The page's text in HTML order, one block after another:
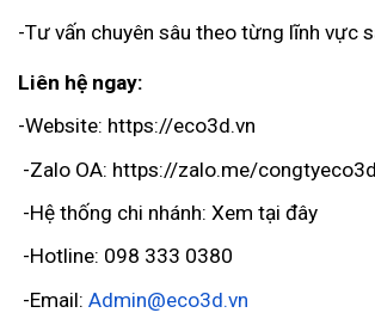
-Tư vấn chuyên sâu theo từng lĩnh vực
Liên hệ ngay:
-Website: https://eco3d.vn
-Zalo OA: https://zalo.me/congtyeco3d
-Hệ thống chi nhánh: Xem tại đây
-Hotline: 098 333 0380
-Email: Admin@eco3d.vn